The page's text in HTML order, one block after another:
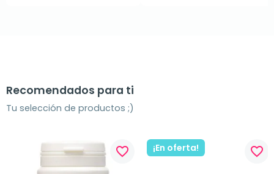
Recomendados para ti
Tu selección de productos ;)
favorite_border ¡En oferta! favorite_border